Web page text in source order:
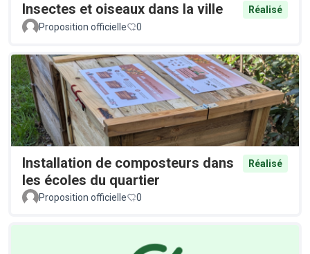
Insectes et oiseaux dans la ville
Réalisé
Proposition officielle
0
Installation de composteurs dans
les écoles du quartier
Réalisé
Proposition officielle 0